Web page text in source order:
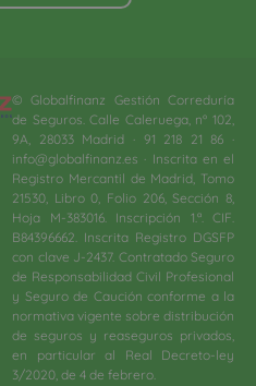
© Globalfinanz Gestión Correduría
de Seguros. Calle Caleruega, nº 102,
9A, 28033 Madrid · 91 218 21 86 ·
info@globalfinanz.es · Inscrita en el
Registro Mercantil de Madrid, Tomo
21530, Libro 0, Folio 206, Sección 8,
Hoja M-383016. Inscripción 1.ª. CIF.
B84396662. Inscrita Registro DGSFP
con clave J-2437. Contratado Seguro
de Responsabilidad Civil Profesional
y Seguro de Caución conforme a la
normativa vigente sobre distribución
de seguros y reaseguros privados,
en particular al Real Decreto-ley
3/2020, de 4 de febrero.​